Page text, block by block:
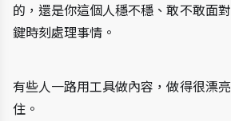
的，還是你這個人穩不穩、敢不敢面
鍵時刻處理事情。
有些人一路用工具做內容，做得很漂
住。